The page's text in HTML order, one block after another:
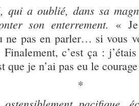
qui a oublié, dans sa
son enterrement. «
ne pas en parler… si vous
c’est ça :
que je n’ai pas eu le
*